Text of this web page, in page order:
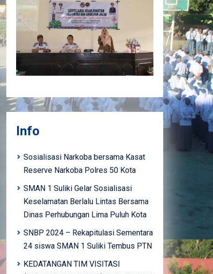
Info
Sosialisasi Narkoba bersama Kasat
Reserve Narkoba Polres 50 Kota
SMAN 1 Suliki Gelar Sosialisasi
Keselamatan Berlalu Lintas Bersama
Dinas Perhubungan Lima Puluh Kota
SNBP 2024 – Rekapitulasi Sementara
24 siswa SMAN 1 Suliki Tembus PTN
KEDATANGAN TIM VISITASI